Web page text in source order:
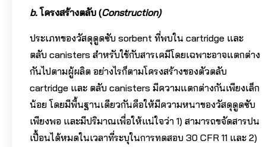
b.โครงสร้างตลับ (Construction)
ประเภทของวัสดุดูดซับ sorbent ที่พบใน cartridge และ
ตลับ canisters สำหรับใช้กับสารเคมีโดยเฉพาะอาจแตกต่าง
กันไปตามผู้ผลิต อย่างไรก็ตามโครงสร้างของตัวตลับ
cartridge และ ตลับ canisters มีความแตกต่างกันเพียงเล็ก
น้อย โดยมีพื้นฐานเดียวกันคือให้มีความหนาของวัสดุดูดซับ
เพียงพอ และมีปริมาณเพื่อให้แน่ใจว่า 1) สามารถขจัดสารปน
เปื้อนได้หมดในเวลาที่ระบุในการทดสอบ 30 CFR 11 และ 2)